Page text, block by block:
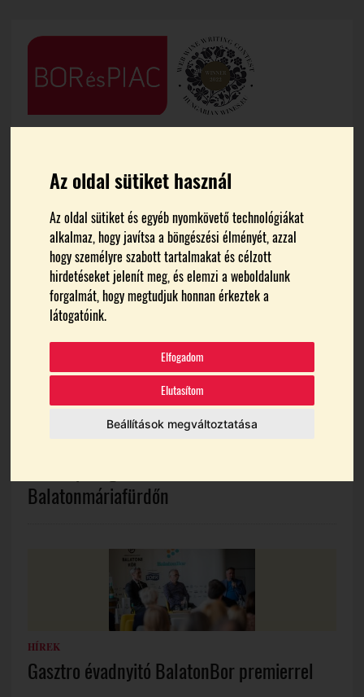
Az oldal sütiket használ
Az oldal sütiket és egyéb nyomkövető technológiákat
alkalmaz, hogy javítsa a böngészési élményét, azzal
hogy személyre szabott tartalmakat és célzott
hirdetéseket jelenít meg, és elemzi a weboldalunk
forgalmát, hogy megtudjuk honnan érkeztek a
látogatóink.
Elfogadom
Elutasítom
Beállítások megváltoztatása
FŐOLDAL BALATONBOR
BalatonBor
Balatonmáriafürdőn
HÍREK
Gasztro évadnyitó BalatonBor premierrel